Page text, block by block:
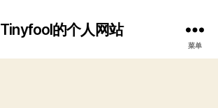
Tinyfool的个人网站
菜单